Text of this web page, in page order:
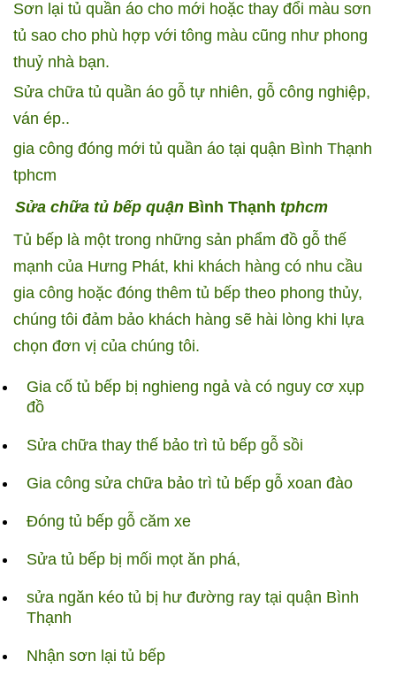
Sơn lại tủ quần áo cho mới hoặc thay đổi màu sơn
tủ sao cho phù hợp với tông màu cũng như phong
thuỷ nhà bạn.
Sửa chữa tủ quần áo gỗ tự nhiên, gỗ công nghiệp,
ván ép..
gia công đóng mới tủ quần áo tại quận Bình Thạnh
tphcm
Sửa chữa tủ bếp quận Bình Thạnh tphcm
Tủ bếp là một trong những sản phẩm đồ gỗ thế
mạnh của Hưng Phát, khi khách hàng có nhu cầu
gia công hoặc đóng thêm tủ bếp theo phong thủy,
chúng tôi đảm bảo khách hàng sẽ hài lòng khi lựa
chọn đơn vị của chúng tôi.
Gia cố tủ bếp bị nghieng ngả và có nguy cơ xụp
đồ
Sửa chữa thay thế bảo trì tủ bếp gỗ sồi
Gia công sửa chữa bảo trì tủ bếp gỗ xoan đào
Đóng tủ bếp gỗ căm xe
Sửa tủ bếp bị mối mọt ăn phá,
sửa ngăn kéo tủ bị hư đường ray tại quận Bình
Thạnh
Nhận sơn lại tủ bếp